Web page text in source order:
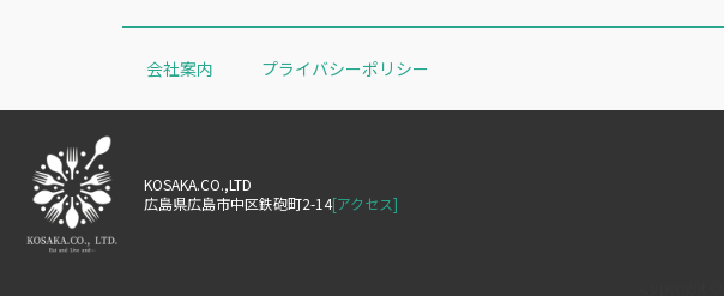
会社案内 プライバシーポリシー
KOSAKA.CO.,LTD
広島県広島市中区鉄砲町2-14[アクセス]